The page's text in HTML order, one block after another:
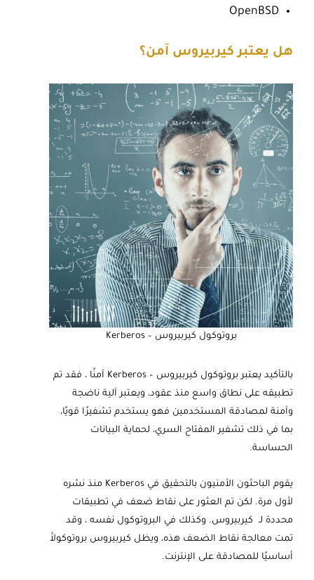
OpenBSD
هل يعتبر كيربيروس آمن؟
بروتوكول كيربيروس – Kerberos
بالتأكيد يعتبر بروتوكول كيربيروس – Kerberos آمنًا ، فقد تم
تطبيقه على نطاق واسع منذ عقود، ويعتبر آلية ناضجة
وآمنة لمصادقة المستخدمين فهو يستخدم تشفيرًا قويًا،
بما في ذلك تشفير المفتاح السري، لحماية البيانات
الحساسة.
يقوم الباحثون الأمنيون بالتحقيق في Kerberos منذ نشره
لأول مرة. لكن تم العثور على نقاط ضعف في تطبيقات
محددة لـ كيربيروس. وكذلك في البروتوكول نفسه ، وقد
تمت معالجة نقاط الضعف هذه، ويظل كيربيروس بروتوكولاََ
أساسيًا للمصادقة على الإنترنت.